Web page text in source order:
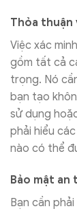
Thỏa thuận
Việc xác
gồm tất cả
trọng. Nó
bạn tạo
sử dụng
phải hiểu
nào có thể
Bảo mật an
Bạn cần